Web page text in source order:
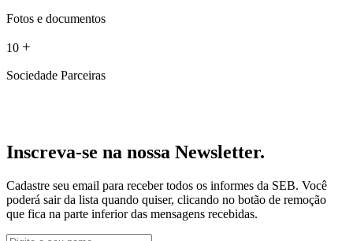
Fotos e documentos
10 +
Sociedade Parceiras
Inscreva-se na nossa Newsletter.
Cadastre seu email para receber todos os informes da SEB. Você
poderá sair da lista quando quiser, clicando no botão de remoção
que fica na parte inferior das mensagens recebidas.